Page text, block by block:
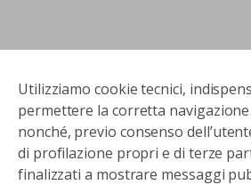
Utilizziamo cookie tecnici,
permettere la corretta
nonché, previo consenso
di profilazione propri e di terze
finalizzati a mostrare messaggi